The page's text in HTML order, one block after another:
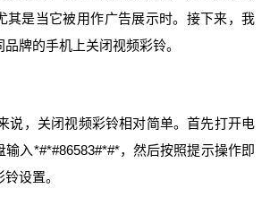
其是当它被用作广告展示时。接下来，我
牌的手机上关闭视频彩铃。
，关闭视频彩铃相对简单。首先打开电
输入*#*#86583#*#*，然后按照提示操作即
设置。